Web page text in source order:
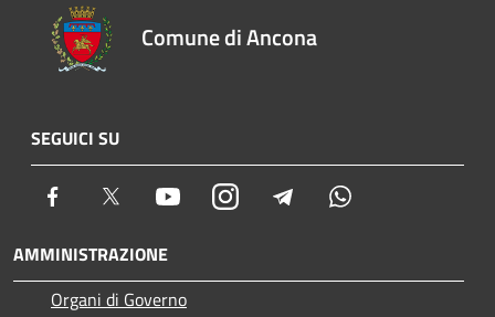
Comune di Ancona
SEGUICI SU
Facebook Twitter YoutubeInstagram Telegram
AMMINISTRAZIONE
Organi di Governo